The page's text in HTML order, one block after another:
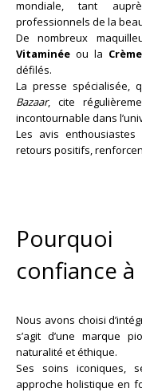
mondiale, tant
professionnels de la
De nombreux
Vitaminée ou la
défilés.
La presse spécialisée,
Bazaar, cite
incontournable dans
Les avis
retours positifs,
confiance à
Nous avons choisi
s’agit d’une marque
naturalité et éthique.
Ses soins iconiques,
approche holistique en